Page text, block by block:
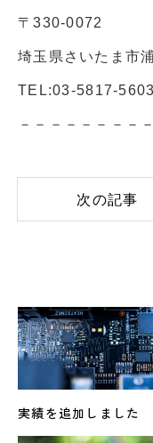
〒330-0072
埼玉県さいたま市
TEL:03-5817-5603
－－－－－－－－
次の記事
実績を追加しました